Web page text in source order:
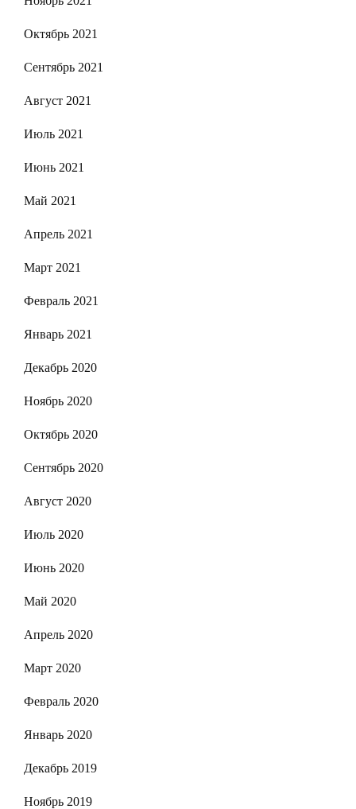
Октябрь 2021
Сентябрь 2021
Август 2021
Июль 2021
Июнь 2021
Май 2021
Апрель 2021
Март 2021
Февраль 2021
Январь 2021
Декабрь 2020
Ноябрь 2020
Октябрь 2020
Сентябрь 2020
Август 2020
Июль 2020
Июнь 2020
Май 2020
Апрель 2020
Март 2020
Февраль 2020
Январь 2020
Декабрь 2019
Ноябрь 2019